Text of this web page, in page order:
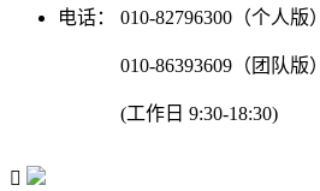
电话：
010-82796300（个人版）
010-86393609（团队版）
(工作日 9:30-18:30)
